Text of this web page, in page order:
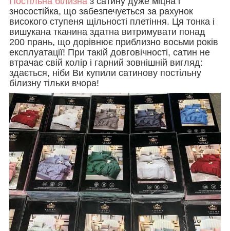
зносостійка, що забезпечується за рахунок
високого ступеня щільності плетіння. Ця тонка і
вишукана тканина здатна витримувати понад
200 прань, що дорівнює приблизно восьми років
експлуатації! При такій довговічності, сатин не
втрачає свій колір і гарний зовнішній вигляд:
здається, ніби Ви купили сатинову постільну
білизну тільки вчора!